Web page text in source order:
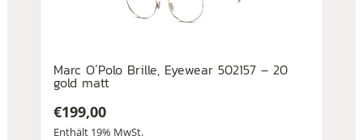
Marc O´Polo Brille, Eyewear 502157 – 20
gold matt
€199,00
Enthält 19% MwSt.